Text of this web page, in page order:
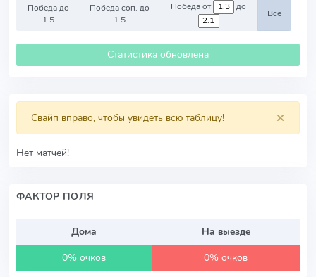
Победа до
1.5
Победа соп. до
1.5
Победа от до
Все
Статистика обновлена
×
Свайп вправо, чтобы увидеть всю таблицу!
Нет матчей!
ФАКТОР ПОЛЯ
Дома
На выезде
0% очков
0% очков